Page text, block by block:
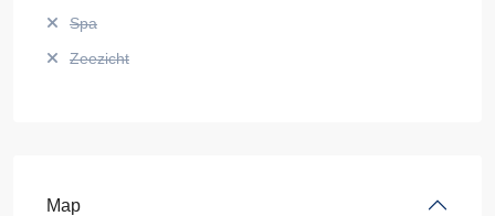
Spa
Zeezicht
Map